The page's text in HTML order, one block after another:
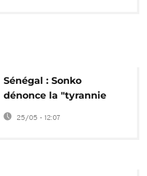
Sénégal : Sonko
dénonce la "tyrannie
occidentale pour
imposer ses valeurs
25/05 - 12:07